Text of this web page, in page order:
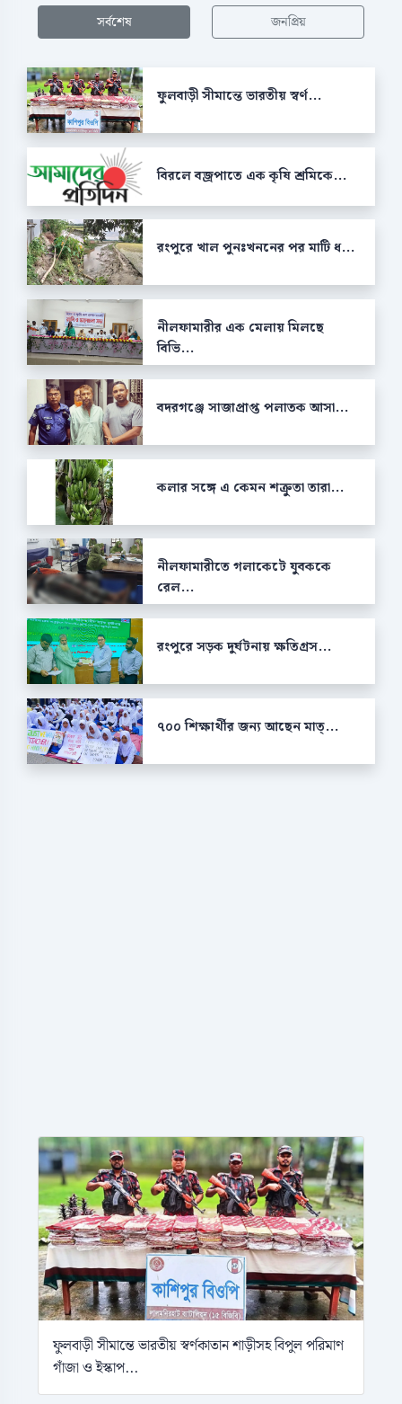
সর্বশেষ জনপ্রিয়
ফুলবাড়ী সীমান্তে ভারতীয় স্বর্ণ...
বিরলে বজ্রপাতে এক কৃষি শ্রমিকে...
রংপুরে খাল পুনঃখননের পর মাটি ধ...
নীলফামারীর এক মেলায় মিলছে
বিভি...
বদরগঞ্জে সাজাপ্রাপ্ত পলাতক আসা...
কলার সঙ্গে এ কেমন শক্রুতা তারা...
নীলফামারীতে গলাকেটে যুবককে
রেল...
রংপুরে সড়ক দুর্ঘটনায় ক্ষতিগ্রস...
৭০০ শিক্ষার্থীর জন্য আছেন মাত্...
ফুলবাড়ী সীমান্তে ভারতীয় স্বর্ণকাতান শাড়ীসহ বিপুল পরিমাণ
গাঁজা ও ইস্কাপ...